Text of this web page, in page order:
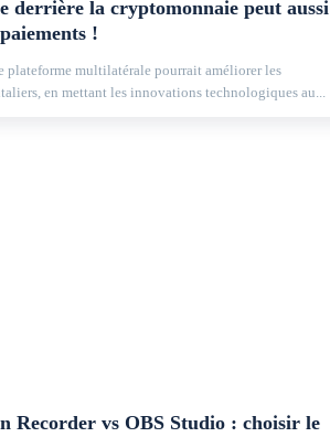
derrière la cryptomonnaie peut aussi
!
plateforme multilatérale pourrait améliorer les
en mettant les innovations technologiques au...
Recorder vs OBS Studio : choisir le